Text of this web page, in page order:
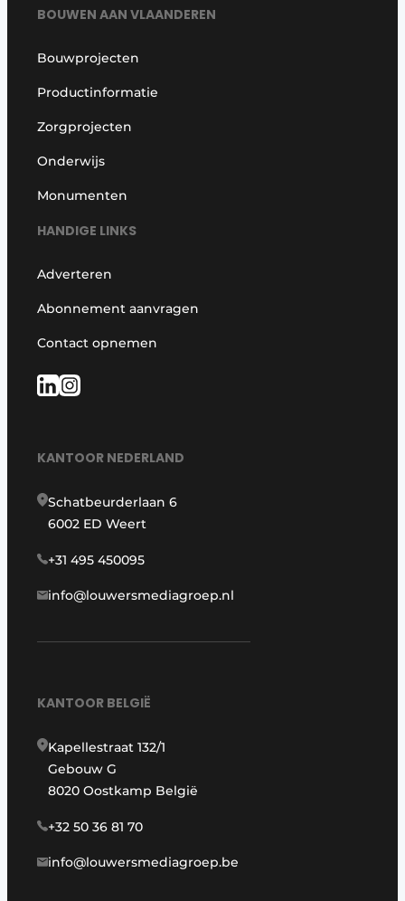
BOUWEN AAN VLAANDEREN
Bouwprojecten
Productinformatie
Zorgprojecten
Onderwijs
Monumenten
HANDIGE LINKS
Adverteren
Abonnement aanvragen
Contact opnemen
KANTOOR NEDERLAND
Schatbeurderlaan 6
6002 ED Weert
+31 495 450095
info@louwersmediagroep.nl
KANTOOR BELGIË
Kapellestraat 132/1
Gebouw G
8020 Oostkamp België
+32 50 36 81 70
info@louwersmediagroep.be